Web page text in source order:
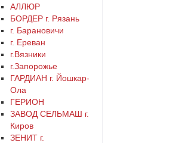
АЛЛЮР
БОРДЕР г. Рязань
г. Барановичи
г. Ереван
г.Вязники
г.Запорожье
ГАРДИАН г. Йошкар-
Ола
ГЕРИОН
ЗАВОД СЕЛЬМАШ г.
Киров
ЗЕНИТ г.